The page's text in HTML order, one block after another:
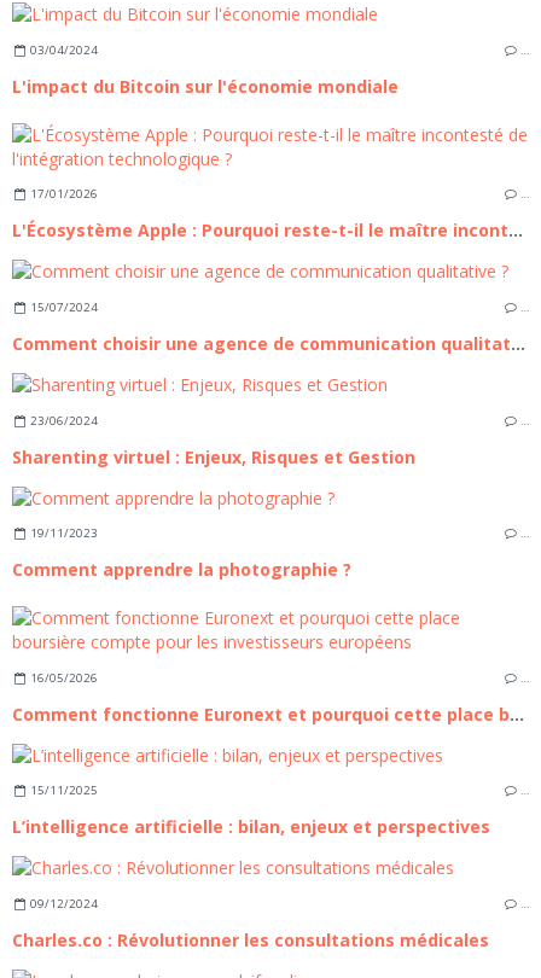
03/04/2024 …
L'impact du Bitcoin sur l'économie mondiale
17/01/2026 …
L'Écosystème Apple : Pourquoi reste-t-il le maître incontesté de l'intégration technologique ?
15/07/2024 …
Comment choisir une agence de communication qualitative ?
23/06/2024
Sharenting virtuel : Enjeux, Risques et Gestion
19/11/2023 …
Comment apprendre la photographie ?
16/05/2026 …
Comment fonctionne Euronext et pourquoi cette place boursière compte pour les investisseurs européens
15/11/2025 …
L’intelligence artificielle : bilan, enjeux et perspectives
09/12/2024 …
Charles.co : Révolutionner les consultations médicales